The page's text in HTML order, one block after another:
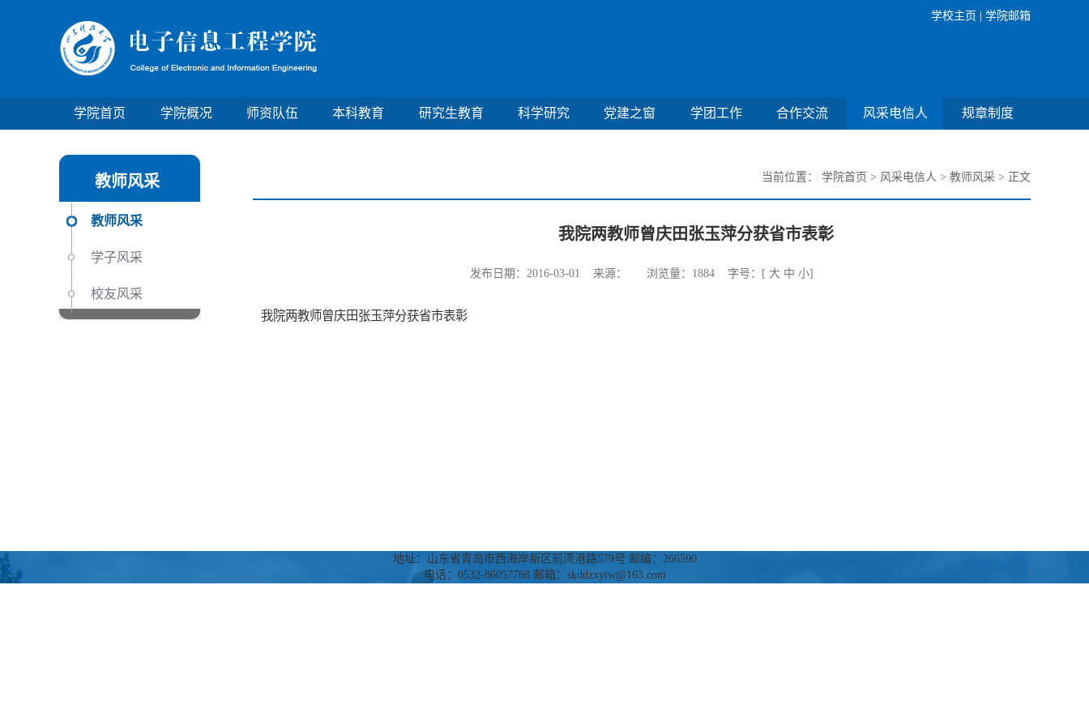
学校主页 | 学院邮箱
学院首页 学院概况 师资队伍 本科教育 研究生教育 科学研究 党建之窗 学团工作 合作交流 风采电信人 规章制度
教师风采
教师风采
学子风采
校友风采
当前位置： 学院首页 > 风采电信人 > 教师风采 > 正文
我院两教师曾庆田张玉萍分获省市表彰
发布日期：2016-03-01 来源： 浏览量： 1884 字号：[ 大 中 小]
我院两教师曾庆田张玉萍分获省市表彰
地址：山东省青岛市西海岸新区前湾港路579号 邮编：266590
电话：0532-86057768 邮箱：skddzxytw@163.com